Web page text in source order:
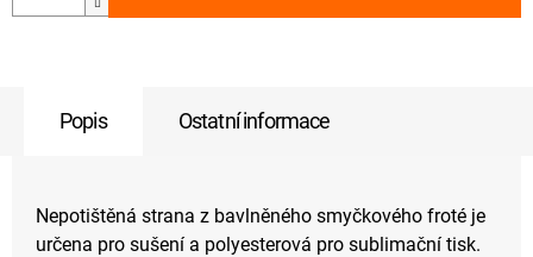
Popis Ostatní informace
Nepotištěná strana z bavlněného smyčkového froté je
určena pro sušení a polyesterová pro sublimační tisk.